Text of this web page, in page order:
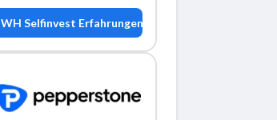
WH Selfinvest Erfahrungen